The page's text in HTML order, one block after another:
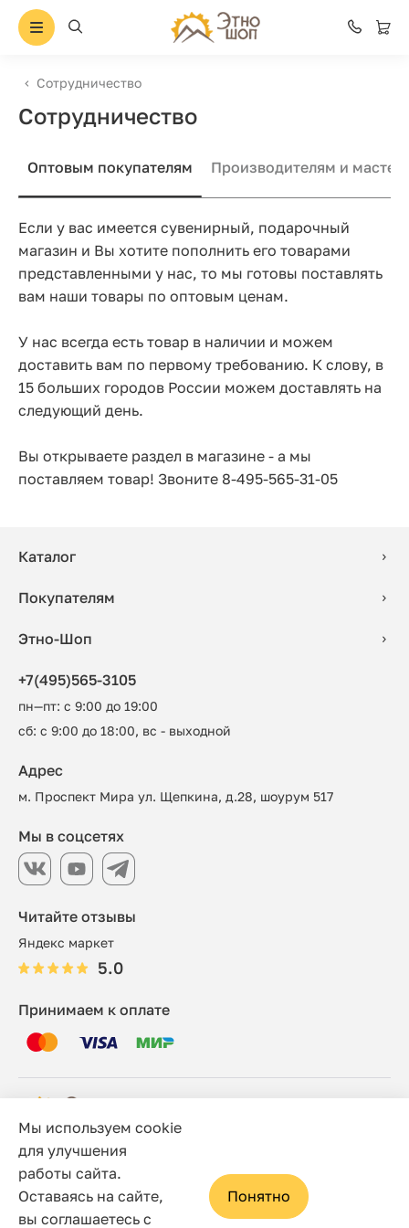
Сотрудничество
Сотрудничество
Оптовым покупателям Производителям и
Если у вас имеется сувенирный, подарочный
магазин и Вы хотите пополнить его товарами
представленными у нас, то мы готовы поставлять
вам наши товары по оптовым ценам.
У нас всегда есть товар в наличии и можем
доставить вам по первому требованию. К слову, в
15 больших городов России можем доставлять на
следующий день.
Вы открываете раздел в магазине - а мы
поставляем товар! Звоните 8-495-565-31-05
Каталог
Покупателям
Этно-Шоп
+7(495)565-3105
пн—пт: с 9:00 до 19:00
сб: с 9:00 до 18:00, вс - выходной
Читайте отзывы
Яндекс маркет
5.0
Адрес
м. Проспект Мира ул. Щепкина, д.28, шоурум 517
Принимаем к оплате
Мы в соцсетях
© 2006 - 2026 Этно-шоп, Интернет-магазин
Политика конфиденциальности
Сайт носит исключительно информационный характер, и
Мы используем cookie
для улучшения
работы сайта.
Оставаясь на сайте,
вы соглашаетесь с
Понятно